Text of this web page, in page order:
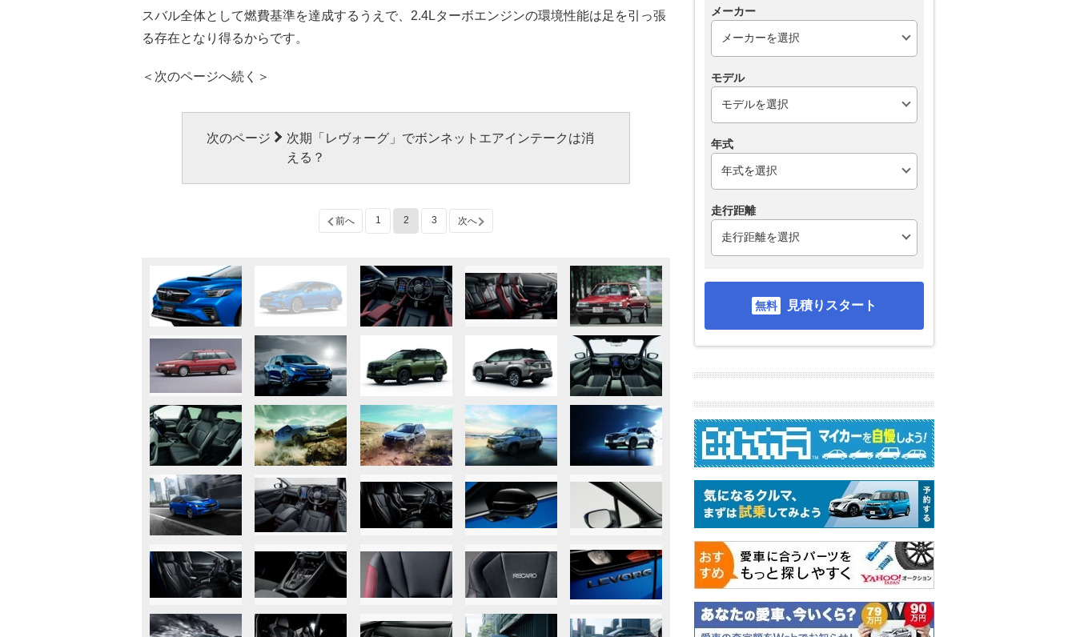
スバル全体として燃費基準を達成するうえで、2.4Lターボエンジンの環境性能は足を引っ張
る存在となり得るからです。
＜次のページへ続く＞
次のページ
次期「レヴォーグ」でボンネットエアインテークは消
える？
前へ 1 2 3 次へ
メーカー
モデル
年式
走行距離
見積りスタート